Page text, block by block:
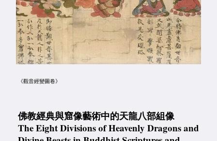
《觀音經變圖卷》
佛教經典與窟像藝術中的天龍八部組像
The Eight Divisions of Heavenly Dragons and